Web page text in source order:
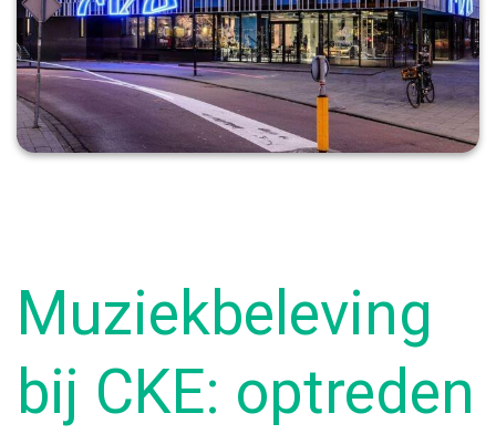
Muziekbeleving
bij CKE: optreden